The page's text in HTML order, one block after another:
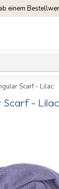
einem
Scarf - Lilac
Scarf - Lilac